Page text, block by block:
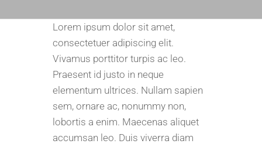
Lorem ipsum dolor sit amet,
consectetuer adipiscing elit.
Vivamus porttitor turpis ac leo.
Praesent id justo in neque
elementum ultrices. Nullam sapien
sem, ornare ac, nonummy non,
lobortis a enim. Maecenas aliquet
accumsan leo. Duis viverra diam